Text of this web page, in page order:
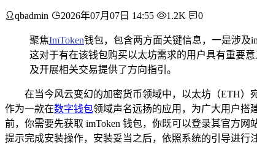
qbadmin 2026年07月07日 14:55 1.2K 0
聚焦ImToken钱包，包含两方面关键信息，一是涉及
这对于有在该钱包购买以太坊需求的用户具有重要
及开展相关交易提供了方向指引。
在当今风云变幻的加密货币领域中，以太坊（ETH
作为一款在数字钱包领域声名远扬的应用，为广大用户搭
前，你需要先获取 imToken 钱包，你既可以登录其官方网
提示完成安装操作，安装妥当之后，依照系统的引导进